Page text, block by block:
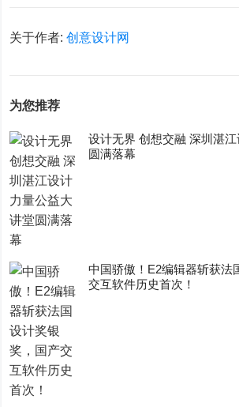
关于作者:创意设计网
为您推荐
设计无界 创想交融 深圳湛
圆满落幕
中国骄傲！E2编辑器斩获法
交互软件历史首次！